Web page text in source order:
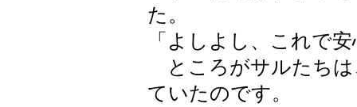
た。
「よしよし、これで
ところがサルたちは
ていたのです。